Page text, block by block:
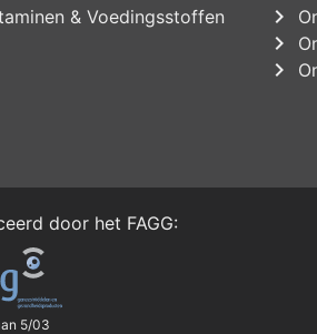
& Voedingsstoffen chevron_right
chevron_right
chevron_right
door het FAGG:
5/03